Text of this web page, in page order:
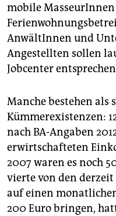
mobile
AnwältInnen und
Angestellten sollen
Jobcenter
Manche bestehen als
Kümmerexistenzen:
nach BA-Angaben
erwirtschafteten
2007 waren es noch
vierte von den derzeit
auf einen
200 Euro bringen,